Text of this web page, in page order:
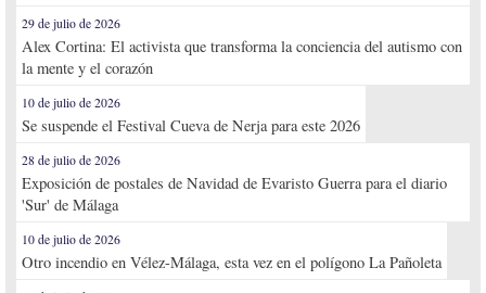
29 de julio de 2026
Alex Cortina: El activista que transforma la conciencia del autismo con
la mente y el corazón
10 de julio de 2026
Se suspende el Festival Cueva de Nerja para este 2026
28 de julio de 2026
Exposición de postales de Navidad de Evaristo Guerra para el diario
'Sur' de Málaga
10 de julio de 2026
Otro incendio en Vélez-Málaga, esta vez en el polígono La Pañoleta